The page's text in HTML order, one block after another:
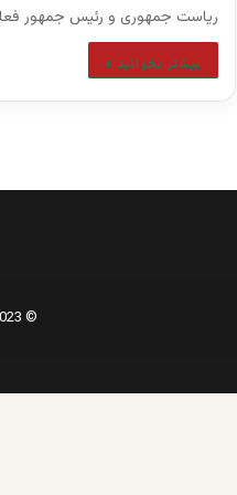
رياست جمهورى و رئيس جمهور
بیشتر بخوانید »
© 2023 جاودان.